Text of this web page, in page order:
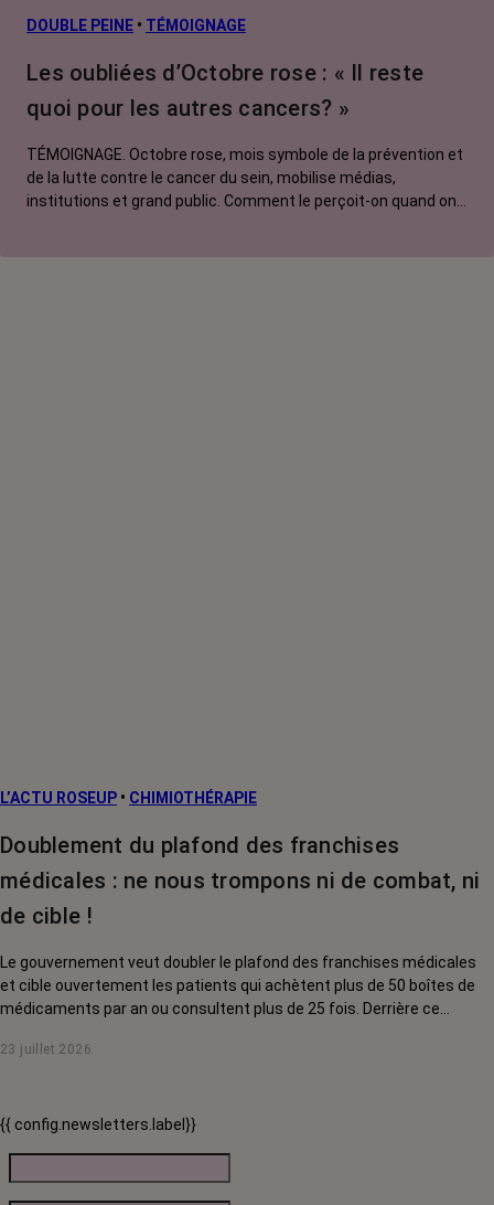
DOUBLE PEINE • TÉMOIGNAGE
Les oubliées d’Octobre rose : « Il reste
quoi pour les autres cancers? »
TÉMOIGNAGE. Octobre rose, mois symbole de la prévention et
de la lutte contre le cancer du sein, mobilise médias,
institutions et grand public. Comment le perçoit-on quand on
L’ACTU ROSEUP • CHIMIOTHÉRAPIE
Doublement du plafond des franchises
médicales : ne nous trompons ni de combat, ni
de cible !
Le gouvernement veut doubler le plafond des franchises médicales
et cible ouvertement les patients qui achètent plus de 50 boîtes de
médicaments par an ou consultent plus de 25 fois. Derrière ce
chroniques, et en premier lieu les personnes touchées par un cancer,
23 juillet 2026
{{ config.newsletters.label}}